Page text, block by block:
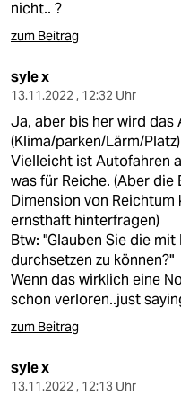
nicht.. ?
zum Beitrag
syle x
13.11.2022 , 12:32 Uhr
Ja, aber bis her wird
(Klima/parken/Lärm/
Vielleicht ist Autofahren
was für Reiche. (Aber
Dimension von
ernsthaft hinterfragen)
Btw: "Glauben Sie die
durchsetzen zu können?"
Wenn das wirklich eine
schon verloren..just
zum Beitrag
syle x
13.11.2022 , 12:13 Uhr